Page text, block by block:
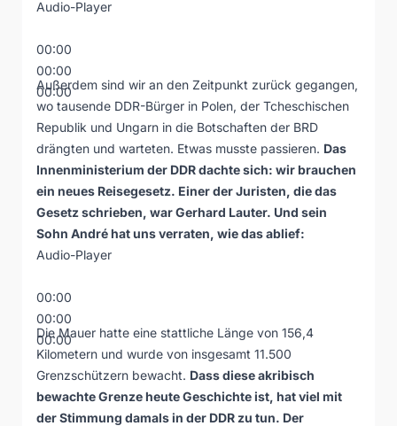
Audio-Player
00:00
00:00
00:00
Außerdem sind wir an den Zeitpunkt zurück gegangen,
wo tausende DDR-Bürger in Polen, der Tcheschischen
Republik und Ungarn in die Botschaften der BRD
drängten und warteten. Etwas musste passieren. Das
Innenministerium der DDR dachte sich: wir brauchen
ein neues Reisegesetz. Einer der Juristen, die das
Gesetz schrieben, war Gerhard Lauter. Und sein
Sohn André hat uns verraten, wie das ablief:
Audio-Player
00:00
00:00
00:00
Die Mauer hatte eine stattliche Länge von 156,4
Kilometern und wurde von insgesamt 11.500
Grenzschützern bewacht. Dass diese akribisch
bewachte Grenze heute Geschichte ist, hat viel mit
der Stimmung damals in der DDR zu tun. Der